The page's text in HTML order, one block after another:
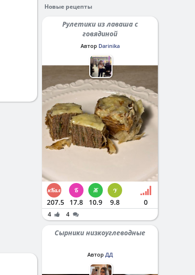
Новые рецепты
Рулетики из лаваша с
говядиной
Автор Darinika
207.5 17.8 10.9 9.8 0
4 4
Сырники низкоуглеводные
Автор ДД